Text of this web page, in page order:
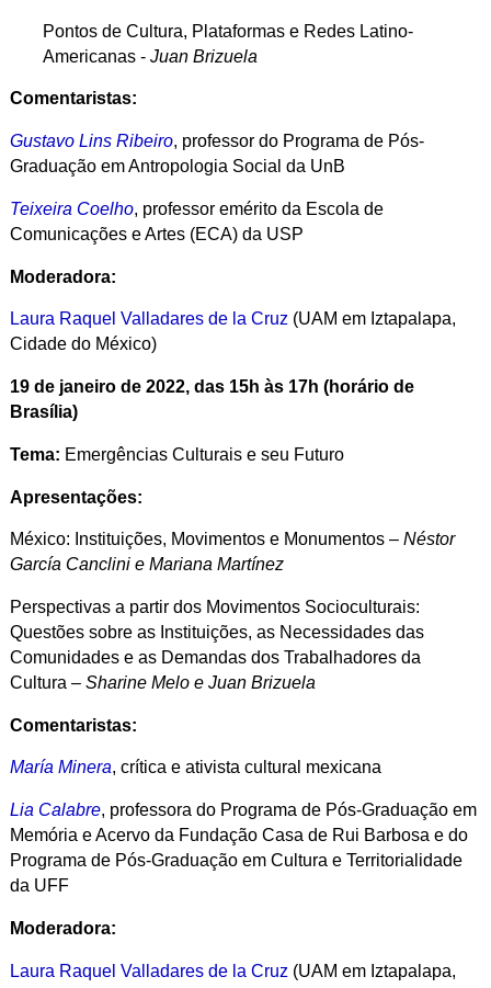
Pontos de Cultura, Plataformas e Redes Latino-
Americanas - Juan Brizuela
Comentaristas:
Gustavo Lins Ribeiro, professor do Programa de Pós-
Graduação em Antropologia Social da UnB
Teixeira Coelho, professor emérito da Escola de
Comunicações e Artes (ECA) da USP
Moderadora:
Laura Raquel Valladares de la Cruz (UAM em Iztapalapa,
Cidade do México)
19 de janeiro de 2022, das 15h às 17h (horário de
Brasília)
Tema: Emergências Culturais e seu Futuro
Apresentações:
México: Instituições, Movimentos e Monumentos – Néstor
García Canclini e Mariana Martínez
Perspectivas a partir dos Movimentos Socioculturais:
Questões sobre as Instituições, as Necessidades das
Comunidades e as Demandas dos Trabalhadores da
Cultura – Sharine Melo e Juan Brizuela
Comentaristas:
María Minera, crítica e ativista cultural mexicana
Lia Calabre, professora do Programa de Pós-Graduação em
Memória e Acervo da Fundação Casa de Rui Barbosa e do
Programa de Pós-Graduação em Cultura e Territorialidade
da UFF
Moderadora:
Laura Raquel Valladares de la Cruz (UAM em Iztapalapa,